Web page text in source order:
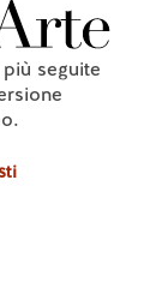
seguite